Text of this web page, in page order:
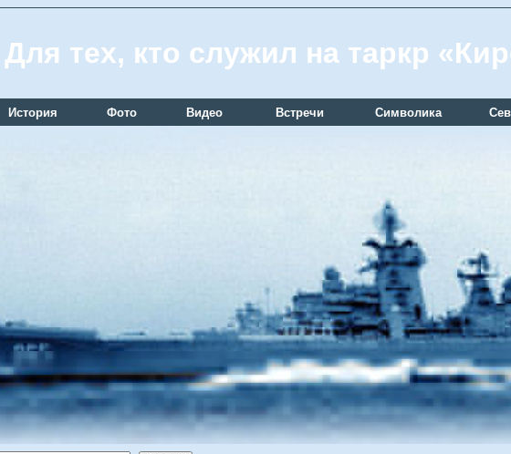
Для тех, кто служил на таркр
История Фото Видео Встречи Символика